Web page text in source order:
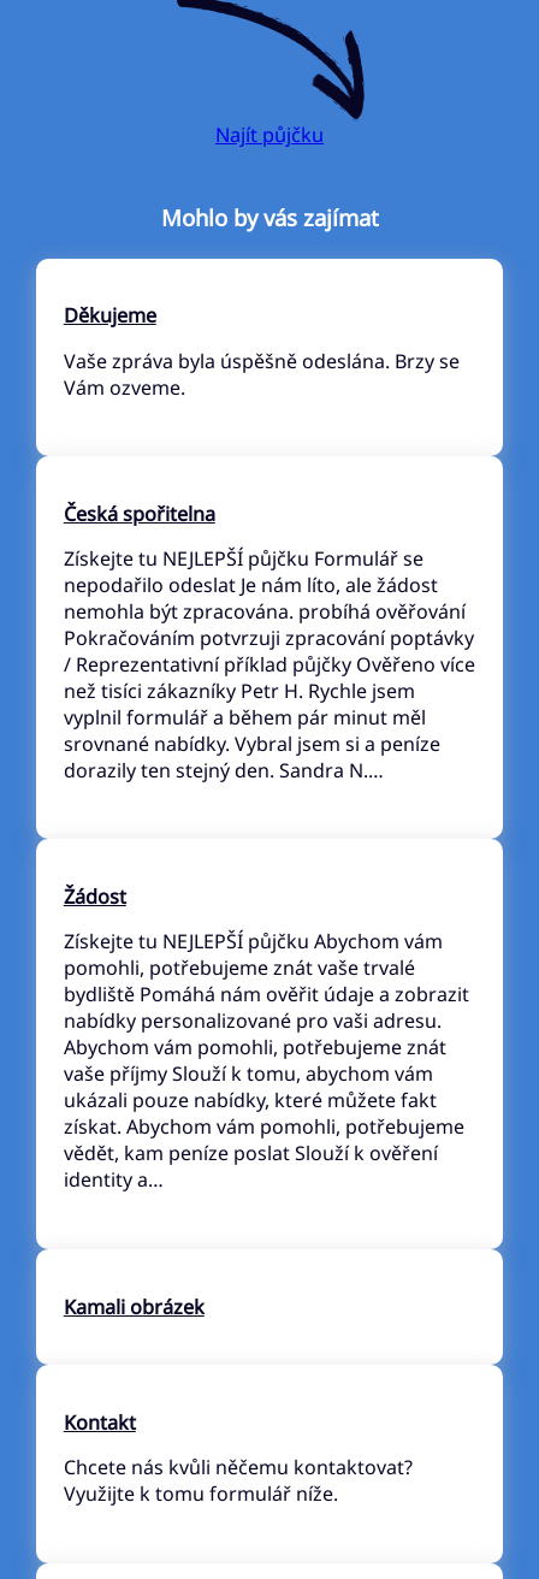
Najít půjčku
Mohlo by vás zajímat
Děkujeme
Vaše zpráva byla úspěšně odeslána. Brzy se
Vám ozveme.
Česká spořitelna
Získejte tu NEJLEPŠÍ půjčku Formulář se
nepodařilo odeslat Je nám líto, ale žádost
nemohla být zpracována. probíhá ověřování
Pokračováním potvrzuji zpracování poptávky
/ Reprezentativní příklad půjčky Ověřeno více
než tisíci zákazníky Petr H. Rychle jsem
vyplnil formulář a během pár minut měl
srovnané nabídky. Vybral jsem si a peníze
dorazily ten stejný den. Sandra N.…
Žádost
Získejte tu NEJLEPŠÍ půjčku Abychom vám
pomohli, potřebujeme znát vaše trvalé
bydliště Pomáhá nám ověřit údaje a zobrazit
nabídky personalizované pro vaši adresu.
Abychom vám pomohli, potřebujeme znát
vaše příjmy Slouží k tomu, abychom vám
ukázali pouze nabídky, které můžete fakt
získat. Abychom vám pomohli, potřebujeme
vědět, kam peníze poslat Slouží k ověření
identity a…
Kamali obrázek
Kontakt
Chcete nás kvůli něčemu kontaktovat?
Využijte k tomu formulář níže.